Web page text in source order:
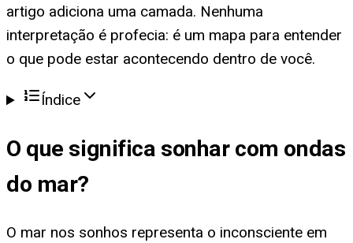
artigo adiciona uma camada. Nenhuma
interpretação é profecia: é um mapa para entender
o que pode estar acontecendo dentro de você.
Índice
O que significa sonhar com ondas
do mar?
O mar nos sonhos representa o inconsciente em